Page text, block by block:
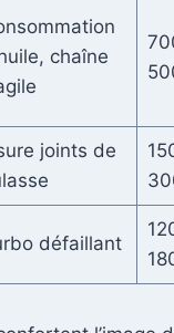
chaîne
joints de
défaillant